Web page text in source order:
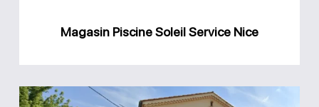
Magasin Piscine Soleil Service Nice
Magasin